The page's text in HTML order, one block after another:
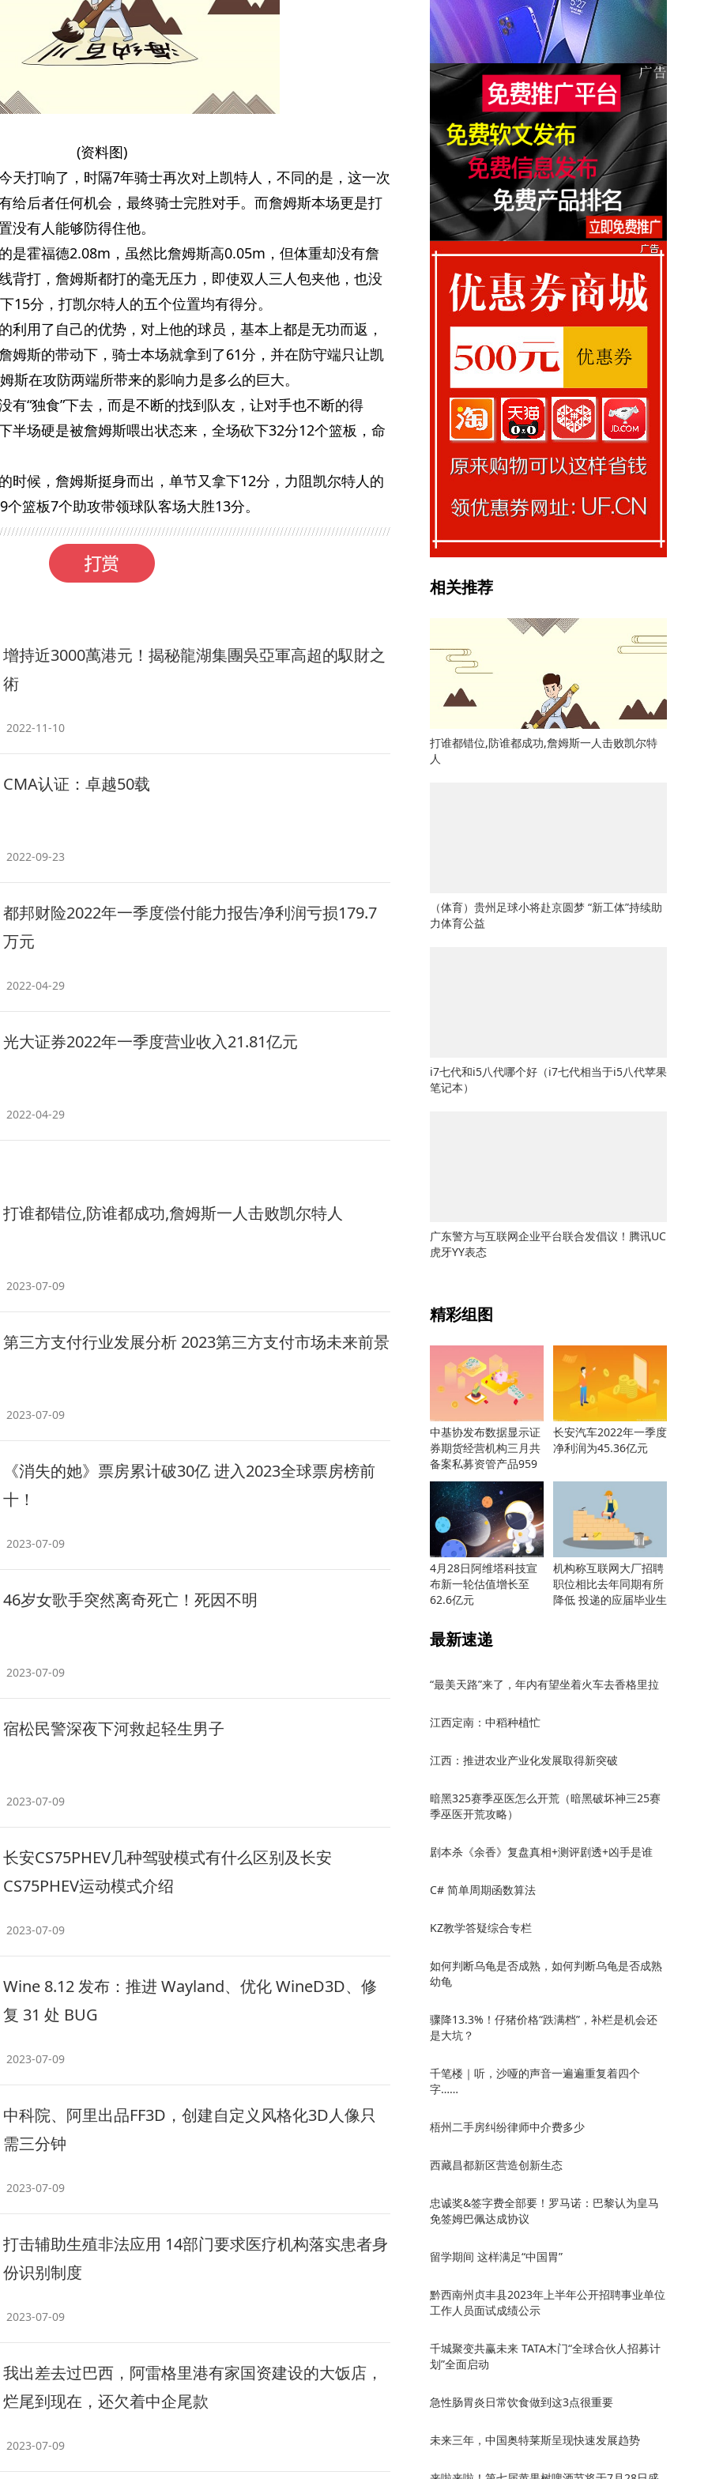
(资料图)
天打响了，时隔7年骑士再次对上凯特人，不同的是，这一次
给后者任何机会，最终骑士完胜对手。而詹姆斯本场更是打
没有人能够防得住他。
是霍福德2.08m，虽然比詹姆斯高0.05m，但体重却没有詹
背打，詹姆斯都打的毫无压力，即使双人三人包夹他，也没
15分，打凯尔特人的五个位置均有得分。
利用了自己的优势，对上他的球员，基本上都是无功而返，
姆斯的带动下，骑士本场就拿到了61分，并在防守端只让凯
斯在攻防两端所带来的影响力是多么的巨大。
有“独食”下去，而是不断的找到队友，让对手也不断的得
半场硬是被詹姆斯喂出状态来，全场砍下32分12个篮板，命
时候，詹姆斯挺身而出，单节又拿下12分，力阻凯尔特人的
篮板7个助攻带领球队客场大胜13分。
增持近3000萬港元！揭秘龍湖集團吳亞軍高超的馭財之
術
2022-11-10
CMA认证：卓越50载
2022-09-23
都邦财险2022年一季度偿付能力报告净利润亏损179.7
万元
2022-04-29
光大证券2022年一季度营业收入21.81亿元
2022-04-29
打谁都错位,防谁都成功,詹姆斯一人击败凯尔特人
2023-07-09
第三方支付行业发展分析 2023第三方支付市场未来前景
2023-07-09
《消失的她》票房累计破30亿 进入2023全球票房榜前
十！
2023-07-09
46岁女歌手突然离奇死亡！死因不明
2023-07-09
宿松民警深夜下河救起轻生男子
2023-07-09
长安CS75PHEV几种驾驶模式有什么区别及长安
CS75PHEV运动模式介绍
2023-07-09
Wine 8.12 发布：推进 Wayland、优化 WineD3D、修
复 31 处 BUG
2023-07-09
中科院、阿里出品FF3D，创建自定义风格化3D人像只
需三分钟
2023-07-09
打击辅助生殖非法应用 14部门要求医疗机构落实患者身
份识别制度
2023-07-09
我出差去过巴西，阿雷格里港有家国资建设的大饭店，
烂尾到现在，还欠着中企尾款
2023-07-09
相关推荐
打谁都错位,防谁都成功,詹姆斯一人击败凯尔特
人
（体育）贵州足球小将赴京圆梦 “新工体”持续助
力体育公益
i7七代和i5八代哪个好（i7七代相当于i5八代苹果
笔记本）
广东警方与互联网企业平台联合发倡议！腾讯UC
虎牙YY表态
精彩组图
中基协发布数据显示证
券期货经营机构三月共
备案私募资管产品959
只
长安汽车2022年一季度
净利润为45.36亿元
4月28日阿维塔科技宣
布新一轮估值增长至
62.6亿元
机构称互联网大厂招聘
职位相比去年同期有所
降低 投递的应届毕业生
最新速递
“最美天路”来了，年内有望坐着火车去香格里拉
江西定南：中稻种植忙
江西：推进农业产业化发展取得新突破
暗黑325赛季巫医怎么开荒（暗黑破坏神三25赛
季巫医开荒攻略）
剧本杀《余香》复盘真相+测评剧透+凶手是谁
C# 简单周期函数算法
KZ教学答疑综合专栏
如何判断乌龟是否成熟，如何判断乌龟是否成熟
幼龟
骤降13.3%！仔猪价格“跌满档”，补栏是机会还
是大坑？
千笔楼｜听，沙哑的声音一遍遍重复着四个
字……
梧州二手房纠纷律师中介费多少
西藏昌都新区营造创新生态
忠诚奖&签字费全部要！罗马诺：巴黎认为皇马
免签姆巴佩达成协议
留学期间 这样满足“中国胃”
黔西南州贞丰县2023年上半年公开招聘事业单位
工作人员面试成绩公示
千城聚变共赢未来 TATA木门“全球合伙人招募计
划”全面启动
急性肠胃炎日常饮食做到这3点很重要
未来三年，中国奥特莱斯呈现快速发展趋势